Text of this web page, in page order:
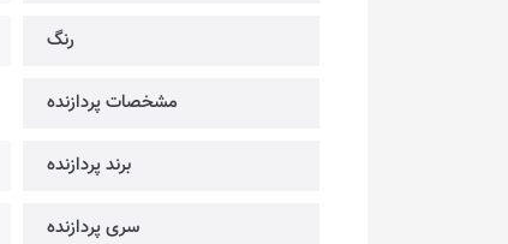
رنگ
مشخصات پردازنده
برند پردازنده
سری پردازنده